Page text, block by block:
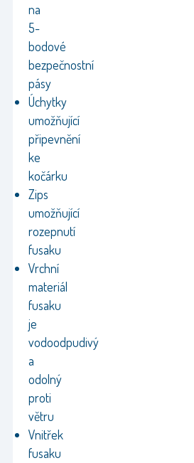
na
5-
bodové
bezpečnostní
pásy
Úchytky
umožňující
připevnění
ke
kočárku
Zips
umožňující
rozepnutí
fusaku
Vrchní
materiál
fusaku
je
vodoodpudivý
a
odolný
proti
větru
Vnitřek
fusaku